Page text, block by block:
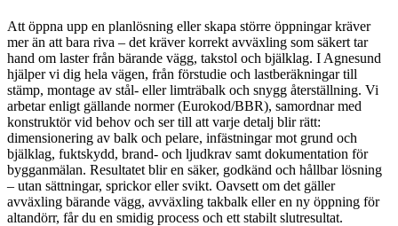
Att öppna upp en planlösning eller skapa större öppningar kräver
mer än att bara riva – det kräver korrekt avväxling som säkert tar
hand om laster från bärande vägg, takstol och bjälklag. I Agnesund
hjälper vi dig hela vägen, från förstudie och lastberäkningar till
stämp, montage av stål- eller limträbalk och snygg återställning. Vi
arbetar enligt gällande normer (Eurokod/BBR), samordnar med
konstruktör vid behov och ser till att varje detalj blir rätt:
dimensionering av balk och pelare, infästningar mot grund och
bjälklag, fuktskydd, brand- och ljudkrav samt dokumentation för
bygganmälan. Resultatet blir en säker, godkänd och hållbar lösning
– utan sättningar, sprickor eller svikt. Oavsett om det gäller
avväxling bärande vägg, avväxling takbalk eller en ny öppning för
altandörr, får du en smidig process och ett stabilt slutresultat.